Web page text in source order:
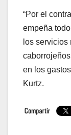
“Por el
empeña
los
en los
Kurtz.